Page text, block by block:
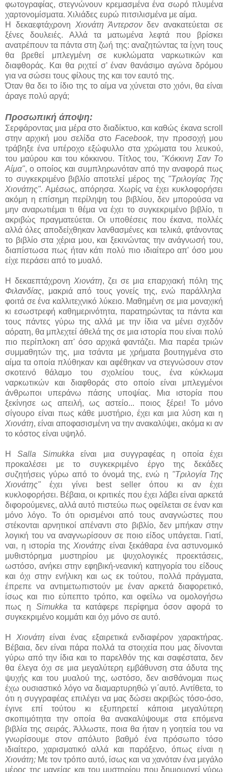
φωτογραφίας, στεγνώνουν κρεμασμένα ένα σωρό πλυμένα
χαρτονομίσματα. Χιλιάδες ευρώ πιτσιλισμένα με αίμα.
Η δεκαεφτάχρονη Χιονάτη Άντερσονδεν ανακατεύεται σε
ξένες δουλειές. Αλλά τα ματωμένα λεφτά που βρίσκει
ανατρέπουν τα πάντα στη ζωή της: αναζητώντας τα ίχνη τους
θα βρεθεί μπλεγμένη σε κυκλώματα ναρκωτικών και
διαφθοράς. Και θα ριχτεί σ’ έναν θανάσιμο αγώνα δρόμου
για να σώσει τους φίλους της και τον εαυτό της.
Όταν θα δει το ίδιο της το αίμα να χύνεται στο χιόνι, θα είναι
άραγε πολύ αργά;
Προσωπική άποψη:
Σερφάροντας μια μέρα στο διαδίκτυο, και καθώς έκανα scroll
στην αρχική μου σελίδα στο Facebook, την προσοχή μου
τράβηξε ένα υπέροχο εξώφυλλο στα χρώματα του λευκού,
του μαύρου και του κόκκινου. Τίτλος του, "Κόκκινη Σαν Το
Αίμα", ο οποίος και συμπληρωνόταν από την αναφορά πως
το συγκεκριμένο βιβλίο αποτελεί μέρος της "Τριλογίας Της
Χιονάτης". Αμέσως, απόρησα. Χωρίς να έχει κυκλοφορήσει
ακόμη η επίσημη περίληψη του βιβλίου, δεν μπορούσα να
μην αναρωτιέμαι τι θέμα να έχει το συγκεκριμένο βιβλίο, τι
ακριβώς πραγματεύεται. Οι υποθέσεις που έκανα, πολλές
αλλά όλες αποδείχθηκαν λανθασμένες και τελικά, φτάνοντας
το βιβλίο στα χέρια μου, και ξεκινώντας την ανάγνωσή του,
διαπίστωσα πως ήταν κάτι πολύ πιο ιδιαίτερο απ' όσο μου
είχε περάσει από το μυαλό.
Η δεκαεπτάχρονη Χιονάτη, ζει σε μια επαρχιακή πόλη της
Φιλανδίας, μακριά από τους γονείς της, ενώ παράλληλα
φοιτά σε ένα καλλιτεχνικό λύκειο. Μαθημένη σε μια μοναχική
κι εσωστρεφή καθημερινότητα, παρατηρώντας τα πάντα και
τους πάντες γύρω της αλλά με την ίδια να μένει σχεδόν
αόρατη, θα μπλεχτεί άθελά της σε μια ιστορία που είναι πολύ
πιο περίπλοκη απ' όσο αρχικά φαντάζει. Μια παρέα τριών
συμμαθητών της, μια τσάντα με χρήματα βουτηγμένα στο
αίμα τα οποία πλύθηκαν και αφέθηκαν να στεγνώσουν στον
σκοτεινό θάλαμο του σχολείου τους, ένα κύκλωμα
ναρκωτικών και διαφθοράς στο οποίο είναι μπλεγμένοι
άνθρωποι υπεράνω πάσης υποψίας. Μια ιστορία που
ξεκίνησε ως απειλή, ως αστείο... ποιος ξέρει! Το μόνο
σίγουρο είναι πως κάθε μυστήριο, έχει και μια λύση και η
Χιονάτη, είναι αποφασισμένη να την ανακαλύψει, ακόμα κι αν
το κόστος είναι υψηλό.
ΗSalla Simukka είναι μια συγγραφέας η οποία έχει
προκαλέσει με το συγκεκριμένο έργο της δεκάδες
συζητήσεις γύρω από το όνομά της, ενώ η "Τριλογία Της
Χιονάτης"έχει γίνει best seller όπου κι αν έχει
κυκλοφορήσει. Βέβαια, οι κριτικές που έχει λάβει είναι αρκετά
διφορούμενες, αλλά αυτό πιστεύω πως οφείλεται σε έναν και
μόνο λόγο. Το ότι ορισμένοι από τους αναγνώστες που
στέκονται αρνητικοί απέναντι στο βιβλίο, δεν μπήκαν στην
λογική του να αναγνωρίσουν σε ποιο είδος υπάγεται. Γιατί,
ναι, η ιστορία της Χιονάτης είναι ξεκάθαρα ένα αστυνομικό
μυθιστόρημα μυστηρίου με ψυχολογικές προεκτάσεις,
ωστόσο, ανήκει στην εφηβική-νεανική κατηγορία του είδους
και όχι στην ενήλικη και ως εκ τούτου, πολλά πράγματα,
έπρεπε να αντιμετωπιστούν με έναν αρκετά διαφορετικό,
ίσως και πιο εύπεπτο τρόπο, και οφείλω να ομολογήσω
πως η Simukka τα κατάφερε περίφημα όσον αφορά το
συγκεκριμένο κομμάτι και όχι μόνο σε αυτό.
Η Χιονάτηείναι ένας εξαιρετικά ενδιαφέρον χαρακτήρας.
Βέβαια, δεν είναι πάρα πολλά τα στοιχεία που μας δίνονται
γύρω από την ίδια και το παρελθόν της και σαφέστατα, δεν
θα έλεγα όχι σε μια μεγαλύτερη εμβάθυνση στα άδυτα της
ψυχής και του μυαλού της, ωστόσο, δεν αισθάνομαι πως
έχω ουσιαστικό λόγο να διαμαρτυρηθώ γι΄αυτό. Αντίθετα, το
ότι η συγγραφέας επιλέγει να μας δώσει ακριβώς τόσο-όσο,
έγινε επί τούτου κι εξυπηρετεί κάποια μεγαλύτερη
σκοπιμότητα την οποία θα ανακαλύψουμε στα επόμενα
βιβλία της σειράς. Άλλωστε, ποια θα ήταν η γοητεία του να
γνωρίσουμε στον απόλυτο βαθμό ένα πρόσωπο τόσο
ιδιαίτερο, χαρισματικό αλλά και παράξενο, όπως είναι η
Χιονάτη; Με τον τρόπο αυτό, ίσως και να χανόταν ένα μεγάλο
μέρος της μαγείας και του μυστηρίου που δημιουργεί γύρω